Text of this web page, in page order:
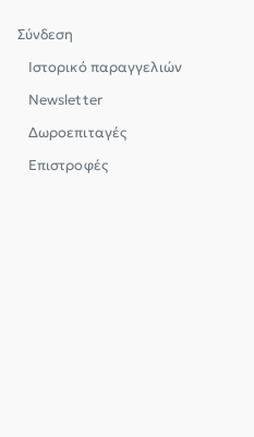
Σύνδεση
Ιστορικό παραγγελιών
Newsletter
Δωροεπιταγές
Επιστροφές